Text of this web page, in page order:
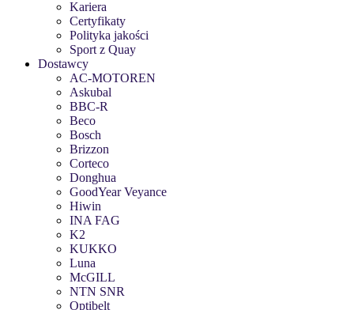
Kariera
Certyfikaty
Polityka jakości
Sport z Quay
Dostawcy
AC-MOTOREN
Askubal
BBC-R
Beco
Bosch
Brizzon
Corteco
Donghua
GoodYear Veyance
Hiwin
INA FAG
K2
KUKKO
Luna
McGILL
NTN SNR
Optibelt